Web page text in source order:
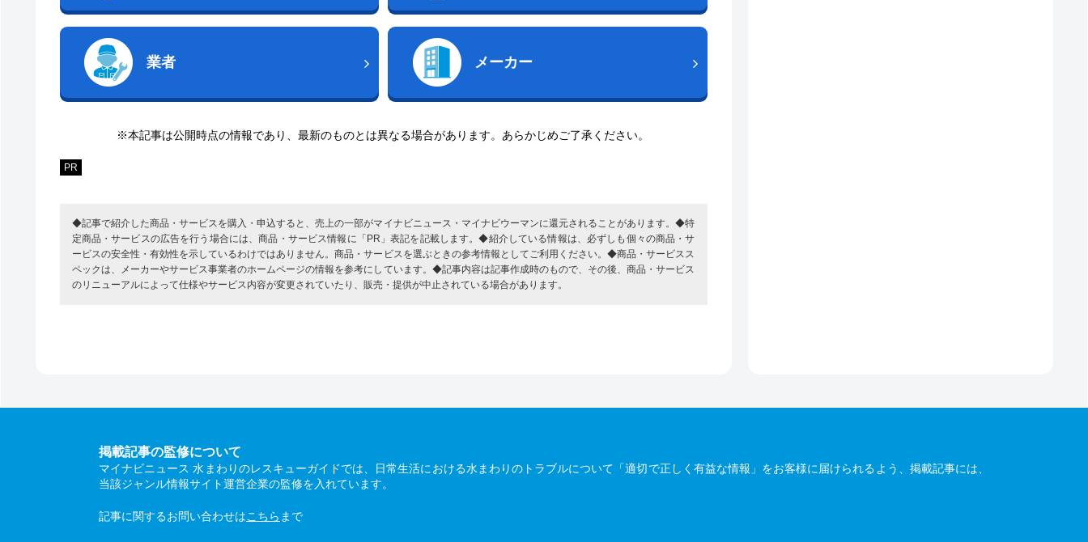
業者 メーカー
※本記事は公開時点の情報であり、最新のものとは異なる場合があります。あらかじめご了承ください。
PR
◆記事で紹介した商品・サービスを購入・申込すると、売上の一部がマイナビニュース・マイナビウーマンに還元されることがあります。◆特
定商品・サービスの広告を行う場合には、商品・サービス情報に「PR」表記を記載します。◆紹介している情報は、必ずしも個々の商品・サ
ービスの安全性・有効性を示しているわけではありません。商品・サービスを選ぶときの参考情報としてご利用ください。◆商品・サービスス
ペックは、メーカーやサービス事業者のホームページの情報を参考にしています。◆記事内容は記事作成時のもので、その後、商品・サービス
のリニューアルによって仕様やサービス内容が変更されていたり、販売・提供が中止されている場合があります。
掲載記事の監修について
マイナビニュース 水まわりのレスキューガイドでは、日常生活における水まわりのトラブルについて「適切で正しく有益な情報」をお客様に届けられるよう、掲載記事には、
当該ジャンル情報サイト運営企業の監修を入れています。
記事に関するお問い合わせはこちら まで